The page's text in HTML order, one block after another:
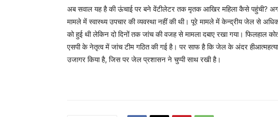
अब सवाल यह है की ऊंचाई पर बने वेंटीलेटर तक मृतक आखिर महिला कैसे पहुंची?
मामले में स्वास्थ्य उपचार की व्यवस्था नहीं की थी। पूरे मामले में केन्द्रीय जेल से
को हुई थी लेकिन दो दिनों तक जांच की वजह से मामला दबाए रखा गया। फिलहाल
एसपी के नेतृत्व में जांच टीम गठित की गई है। पर साफ है कि जेल के अंदर
उजागर किया है, जिस पर जेल प्रशासन ने चुप्पी साथ रखी है।